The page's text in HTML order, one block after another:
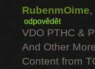
RubenmOime,
odpovědět
VDO PTHC &
And Other
Content from